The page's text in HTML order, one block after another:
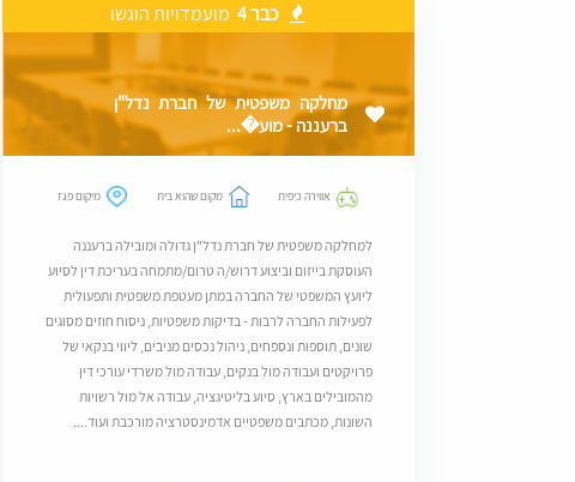
כבר 4 מועמדויות הוגשו
מחלקה משפטית של חברת נדל"ן
ברעננה - מוע�...
אווירה כיפית מקום שהוא בית מיקום פגז
למחלקה משפטית של חברת נדל"ן גדולה ומובילה ברעננה
העוסקת בייזום וביצוע דרוש/ה טרום/מתמחה בעריכת דין לסיוע
ליועץ המשפטי של החברה במתן מעטפת משפטית ותפעולית
לפעילות החברה לרבות - בדיקות משפטיות, ניסוח חוזים מסוגים
שונים, תוספות ונספחים, ניהול נכסים מניבים, ליווי בנקאי של
פרויקטים ועבודה מול בנקים, עבודה מול משרדי עורכי דין
מהמובילים בארץ, סיוע בליטיגציה, עבודה אל מול רשויות
השונות, מכתבים משפטיים אדמינסטרציה מורכבת ועוד....